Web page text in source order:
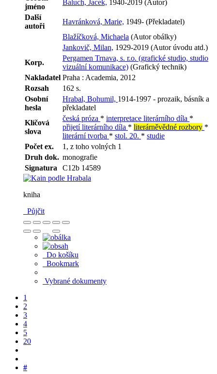
jméno
Baluch, Jacek, 1940-2019 (Autor)
Další
autoři
Havránková, Marie, 1949- (Překladatel)
Blažíčková, Michaela (Autor obálky)
Jankovič, Milan, 1929-2019 (Autor úvodu atd.)
Korp.
Pergamen Trnava, s. r.o. (grafické studio, studio
vizuální komunikace) (Grafický technik)
Nakladatel Praha : Academia, 2012
Rozsah
162 s.
Osobní
hesla
Hrabal, Bohumil, 1914-1997 - prozaik, básník a
překladatel
Klíčová
slova
česká próza * interpretace literárního díla *
přijetí literárního díla * literárněvědné rozbory *
literární tvorba * stol. 20. * studie
Počet ex.
1, z toho volných 1
Druh dok. monografie
Signatura
C12b 14589
kniha
Půjčit
Do košíku
Bookmark
Vybrané dokumenty
1
2
3
4
5
20
#